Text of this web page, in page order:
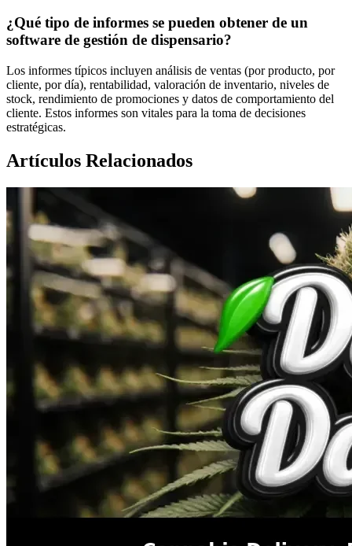
¿Qué tipo de informes se pueden obtener de un
software de gestión de dispensario?
Los informes típicos incluyen análisis de ventas (por producto, por
cliente, por día), rentabilidad, valoración de inventario, niveles de
stock, rendimiento de promociones y datos de comportamiento del
cliente. Estos informes son vitales para la toma de decisiones
estratégicas.
Artículos Relacionados